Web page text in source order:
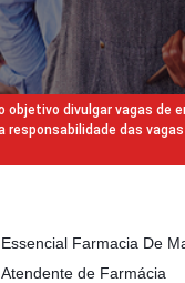
objetivo divulgar vagas
das
Essencial Farmacia De
Atendente de Farmácia